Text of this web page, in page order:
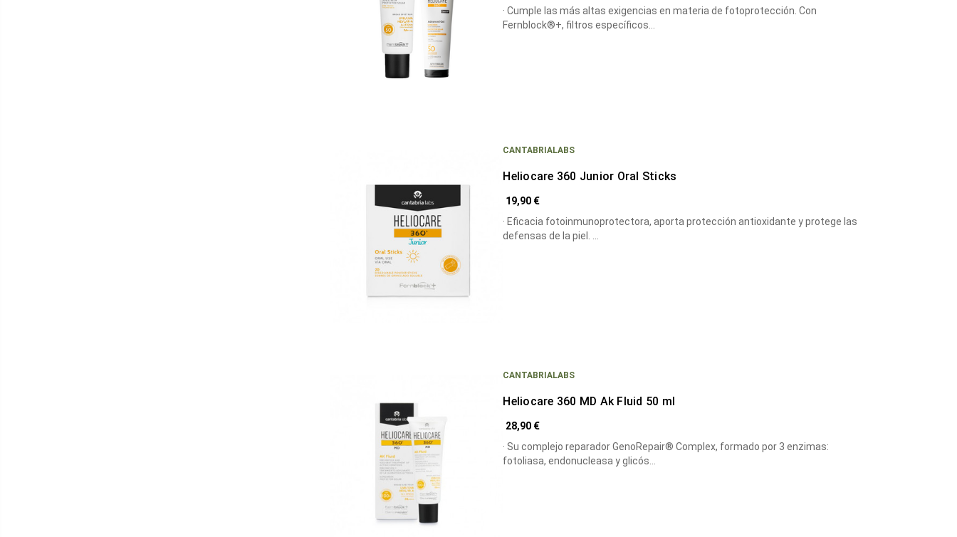
· Cumple las más altas exigencias en materia de fotoprotección. Con
Fernblock®+, filtros específicos…
CANTABRIALABS
Heliocare 360 Junior Oral Sticks
19,90 €
· Eficacia fotoinmunoprotectora, aporta protección antioxidante y protege las
defensas de la piel. …
CANTABRIALABS
Heliocare 360 MD Ak Fluid 50 ml
28,90 €
· Su complejo reparador GenoRepair® Complex, formado por 3 enzimas:
fotoliasa, endonucleasa y glicós…